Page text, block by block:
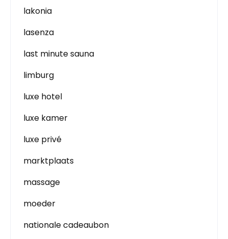
lakonia
lasenza
last minute sauna
limburg
luxe hotel
luxe kamer
luxe privé
marktplaats
massage
moeder
nationale cadeaubon